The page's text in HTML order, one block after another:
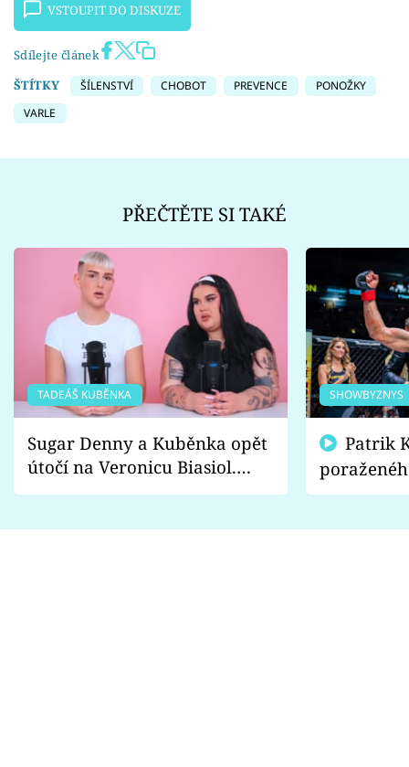
VSTOUPIT DO DISKUZE
Sdílejte článek
ŠTÍTKY
ŠÍLENSTVÍ CHOBOT PREVENCE
PONOŽKY
VARLE
PŘEČTĚTE SI TAKÉ
TADEÁŠ KUBĚNKA
Sugar Denny a Kuběnka opět
útočí na Veronicu Biasiol.
Proč je podle nich falešná a
SHOWBYZNYS
fanoušci